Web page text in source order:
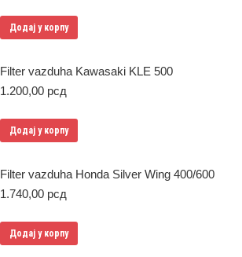
Додај у корпу
Filter vazduha Kawasaki KLE 500
1.200,00 рсд
Додај у корпу
Filter vazduha Honda Silver Wing 400/600
1.740,00 рсд
Додај у корпу